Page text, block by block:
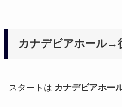
カナデビアホール→
スタートは カナデビアホー